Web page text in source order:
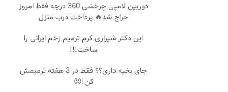
دوربین لامپی چرخشی 360 درجه فقط امروز
حراج شد🔥 پرداخت درب منزل
این دکتر شیرازی کرم ترمیم زخم ایرانی را
ساخت!!!
جای بخیه داری؟؟ فقط در 3 هفته ترمیمش
کن!😍